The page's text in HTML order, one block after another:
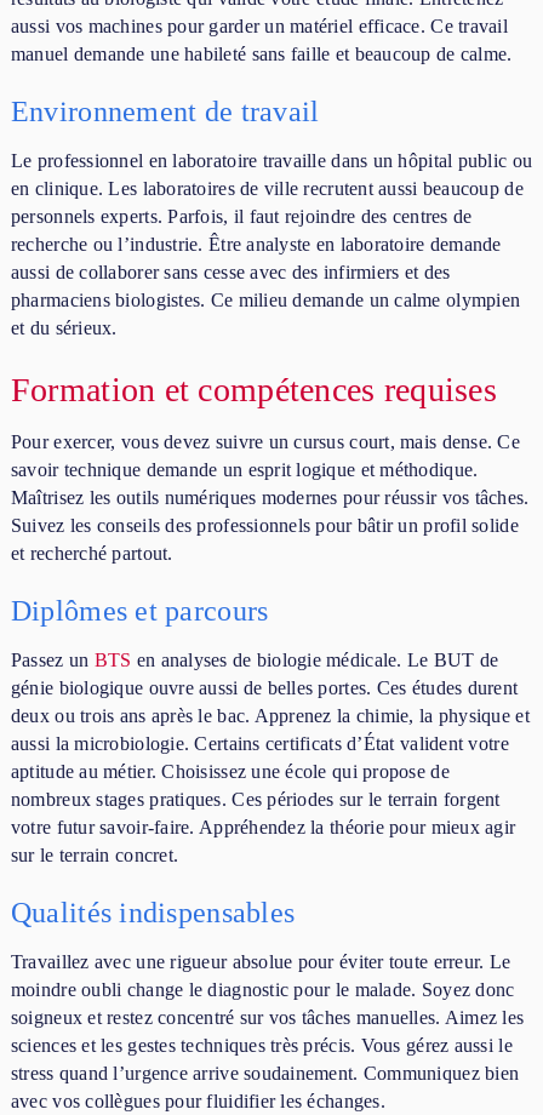
aussi vos machines pour garder un matériel efficace. Ce travail
manuel demande une habileté sans faille et beaucoup de calme.
Environnement de travail
Le professionnel en laboratoire travaille dans un hôpital public ou
en clinique. Les laboratoires de ville recrutent aussi beaucoup de
personnels experts. Parfois, il faut rejoindre des centres de
recherche ou l’industrie. Être analyste en laboratoire demande
aussi de collaborer sans cesse avec des infirmiers et des
pharmaciens biologistes. Ce milieu demande un calme olympien
et du sérieux.
Formation et compétences requises
Pour exercer, vous devez suivre un cursus court, mais dense. Ce
savoir technique demande un esprit logique et méthodique.
Maîtrisez les outils numériques modernes pour réussir vos tâches.
Suivez les conseils des professionnels pour bâtir un profil solide
et recherché partout.
Diplômes et parcours
Passez un BTS en analyses de biologie médicale. Le BUT de
génie biologique ouvre aussi de belles portes. Ces études durent
deux ou trois ans après le bac. Apprenez la chimie, la physique et
aussi la microbiologie. Certains certificats d’État valident votre
aptitude au métier. Choisissez une école qui propose de
nombreux stages pratiques. Ces périodes sur le terrain forgent
votre futur savoir-faire. Appréhendez la théorie pour mieux agir
sur le terrain concret.
Qualités indispensables
Travaillez avec une rigueur absolue pour éviter toute erreur. Le
moindre oubli change le diagnostic pour le malade. Soyez donc
soigneux et restez concentré sur vos tâches manuelles. Aimez les
sciences et les gestes techniques très précis. Vous gérez aussi le
stress quand l’urgence arrive soudainement. Communiquez bien
avec vos collègues pour fluidifier les échanges.